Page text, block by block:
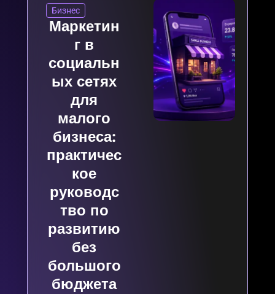
Бизнес
Маркетин
г в
социальн
ых сетях
для
малого
бизнеса:
практичес
кое
руководс
тво по
развитию
без
большого
бюджета